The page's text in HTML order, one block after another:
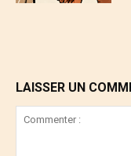
LAISSER UN